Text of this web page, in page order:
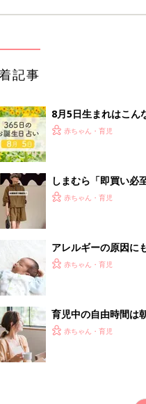
記事
8月5日生まれはこん
赤ちゃん・育児
しまむら「即買い必
赤ちゃん・育児
アレルギーの原因に
赤ちゃん・育児
育児中の自由時間は
赤ちゃん・育児